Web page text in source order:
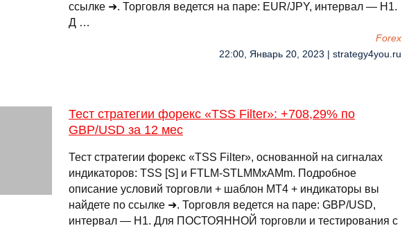
ссылке ➜. Торговля ведется на паре: EUR/JPY, интервал — H1.
Д …
Forex
22:00, Январь 20, 2023 | strategy4you.ru
Тест стратегии форекс «TSS Filter»: +708,29% по
GBP/USD за 12 мес
Тест стратегии форекс «TSS Filter», основанной на сигналах
индикаторов: TSS [S] и FTLM-STLMMxAMm. Подробное
описание условий торговли + шаблон МТ4 + индикаторы вы
найдете по ссылке ➜. Торговля ведется на паре: GBP/USD,
интервал — H1. Для ПОСТОЯННОЙ торговли и тестирования с